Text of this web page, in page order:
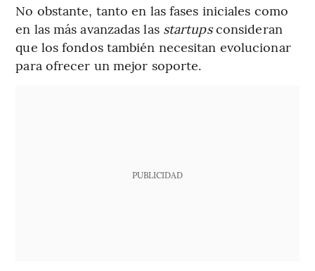
No obstante, tanto en las fases iniciales como
en las más avanzadas lasstartupsconsideran
que los fondos también necesitan evolucionar
para ofrecer un mejor soporte.
PUBLICIDAD